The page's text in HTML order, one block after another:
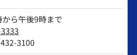
ら午後9時まで
3100